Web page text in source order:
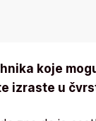
koje
izraste u